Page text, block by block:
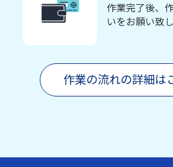
作業完了後、
いをお願い致し
作業の流れの詳細は